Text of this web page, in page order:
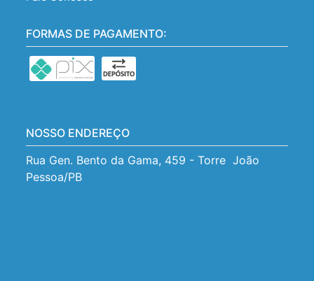
FORMAS DE PAGAMENTO:
NOSSO ENDEREÇO
Rua Gen. Bento da Gama, 459 - Torre  João
Pessoa/PB